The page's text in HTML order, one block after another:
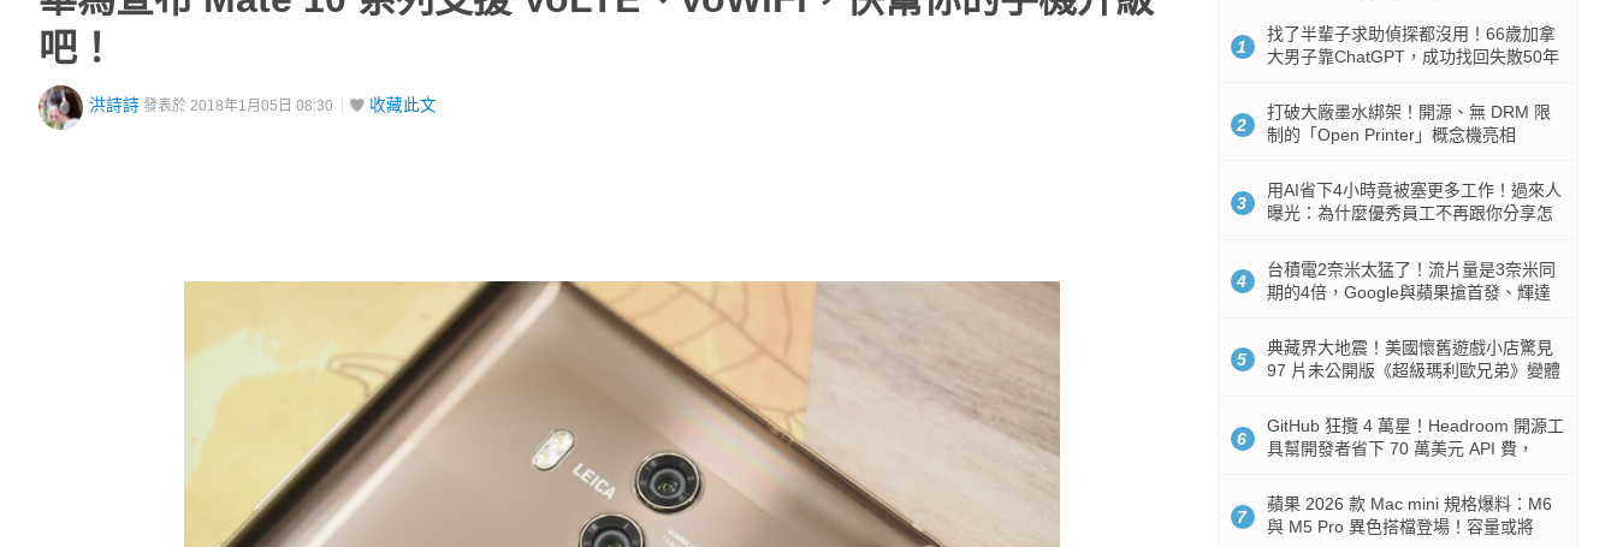
吧！
洪詩詩 發表於 2018年1月05日 08:30 收藏此文
1
找了半輩子求助偵探都沒用！66歲加拿
大男子靠ChatGPT，成功找回失散50年
2
打破大廠墨水綁架！開源、無 DRM 限
制的「Open Printer」概念機亮相
3
用AI省下4小時竟被塞更多工作！過來人
曝光：為什麼優秀員工不再跟你分享怎
4
台積電2奈米太猛了！流片量是3奈米同
期的4倍，Google與蘋果搶首發、輝達
5
典藏界大地震！美國懷舊遊戲小店驚見
97 片未公開版《超級瑪利歐兄弟》變體
6
GitHub 狂攬 4 萬星！Headroom 開源工
具幫開發者省下 70 萬美元 API 費，
7
蘋果 2026 款 Mac mini 規格爆料：M6
與 M5 Pro 異色搭檔登場！容量或將